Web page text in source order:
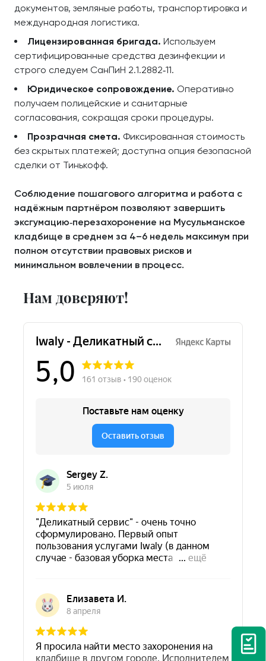
документов, земляные работы, транспортировка и
международная логистика.
Лицензированная бригада. Используем
сертифицированные средства дезинфекции и
строго следуем СанПиН 2.1.2882‑11.
Юридическое сопровождение. Оперативно
получаем полицейские и санитарные
согласования, сокращая сроки процедуры.
Прозрачная смета. Фиксированная стоимость
без скрытых платежей; доступна опция безопасной
сделки от Тинькофф.
Соблюдение пошагового алгоритма и работа с
надёжным партнёром позволяют завершить
эксгумацию‑перезахоронение на Мусульманское
кладбище в среднем за 4–6 недель максимум при
полном отсутствии правовых рисков и
минимальном вовлечении в процесс.
Нам доверяют!